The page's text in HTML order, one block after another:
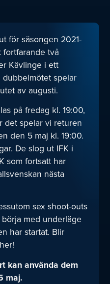
för säsongen 2021-
två
Kävlinge i ett
spelar
av augusti.
på fredag kl. 19:00,
det spelar vi returen
den 5 maj kl. 19:00.
De slog ut IFK i
som fortsatt har
nästa
sex shoot-outs
med underläge
har startat. Blir
kan använda dem
maj.